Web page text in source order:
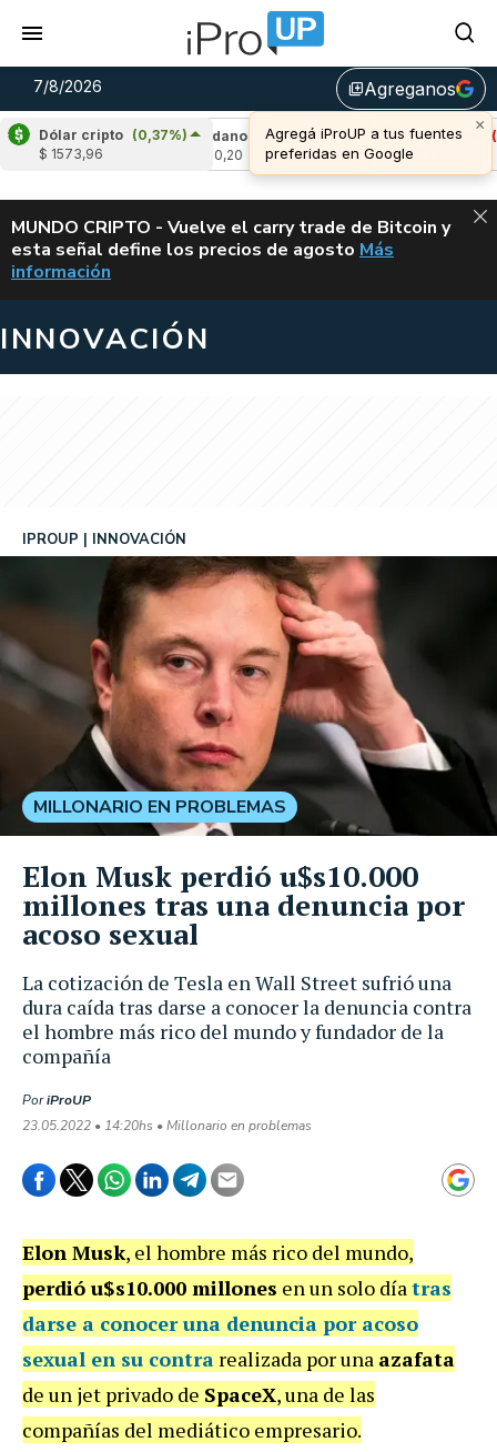
7/8/2026 library_addAgreganos
×
Agregá iProUP a tus fuentes
preferidas en Google
Dólar cripto (0,37%)
$ 1573,96
Cardano
(5,37%)
Avalanche (-
u$s 6,40
ALERTA
MUNDO CRIPTO - Vuelve el carry trade de Bitcoin y
esta señal define los precios de agosto VUELVE EL
Más
información
INNOVACIÓN
La cotización de Tesla en Wall Street sufrió una
dura caída tras darse a conocer la denuncia contra
el hombre más rico del mundo y fundador de la
compañía
IPROUP INNOVACIÓN
PoriProUP
23.05.2022 • 14:20hs • Millonario en problemas
MILLONARIO EN PROBLEMAS
Elon Musk perdió u$s10.000
millones tras una denuncia por
acoso sexual
Elon Musk, el hombre más rico del mundo,
perdió u$s10.000 millones en un solo díatras
darse a conocer una denuncia por acoso
sexual en su contra realizada por una azafata
de un jet privado de SpaceX, una de las
compañías del mediático empresario.